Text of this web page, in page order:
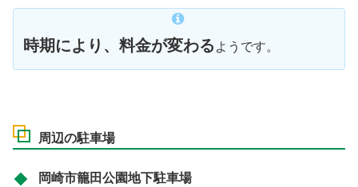
時期により、料金が変わる ようです。
周辺の駐車場
岡崎市籠田公園地下駐車場